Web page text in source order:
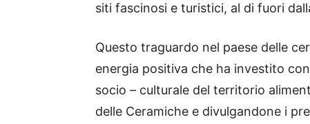
siti fascinosi e turistici, al di fuori
Questo traguardo nel paese delle
energia positiva che ha investito
socio – culturale del territorio
delle Ceramiche e divulgandone i